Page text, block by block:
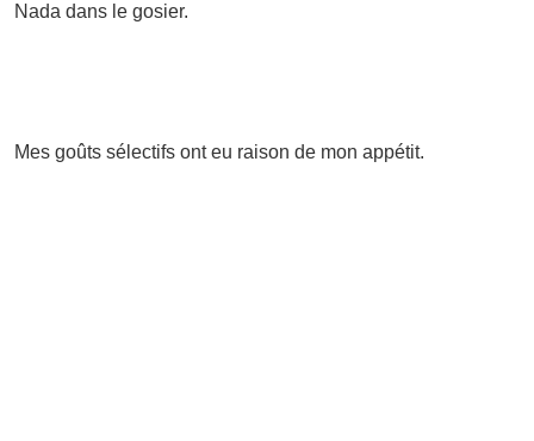
Nada dans le gosier.
Mes goûts sélectifs ont eu raison de mon appétit.